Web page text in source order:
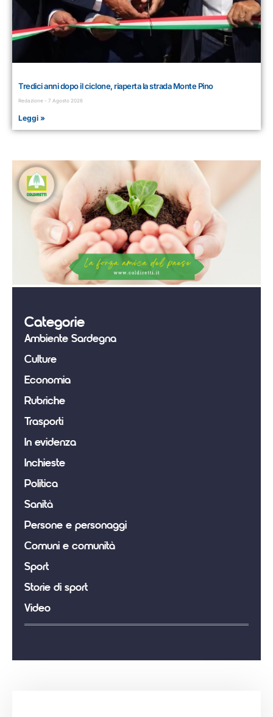
Tredici anni dopo il ciclone, riaperta la strada Monte Pino
Redazione 7 Agosto 2026
Leggi »
Categorie
Ambiente Sardegna
Culture
Economia
Rubriche
Trasporti
In evidenza
Inchieste
Politica
Sanità
Persone e personaggi
Comuni e comunità
Sport
Storie di sport
Video